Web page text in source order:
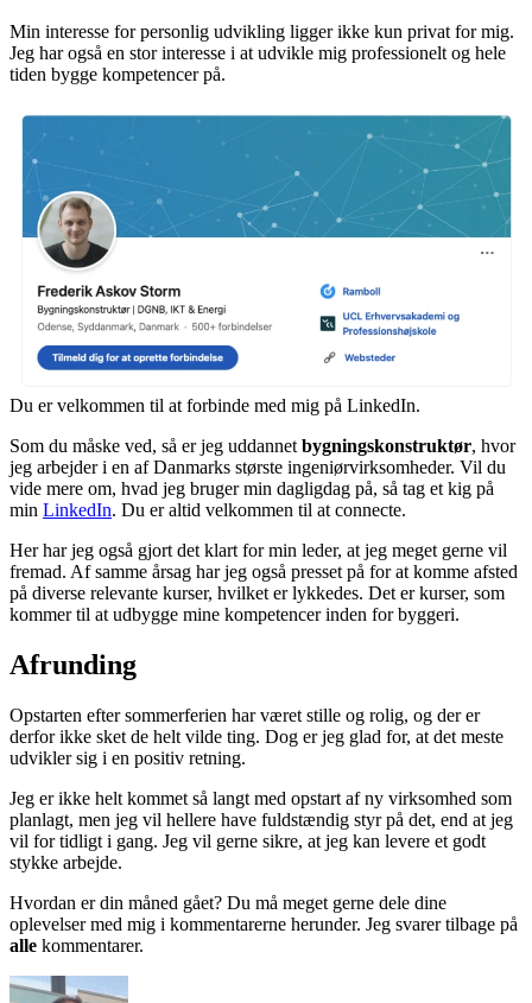
Min interesse for personlig udvikling ligger ikke kun privat for mig.
Jeg har også en stor interesse i at udvikle mig professionelt og hele
tiden bygge kompetencer på.
Du er velkommen til at forbinde med mig på LinkedIn.
Som du måske ved, så er jeg uddannet bygningskonstruktør, hvor
jeg arbejder i en af Danmarks største ingeniørvirksomheder. Vil du
vide mere om, hvad jeg bruger min dagligdag på, så tag et kig på
min LinkedIn. Du er altid velkommen til at connecte.
Her har jeg også gjort det klart for min leder, at jeg meget gerne vil
fremad. Af samme årsag har jeg også presset på for at komme afsted
på diverse relevante kurser, hvilket er lykkedes. Det er kurser, som
kommer til at udbygge mine kompetencer inden for byggeri.
Afrunding
Opstarten efter sommerferien har været stille og rolig, og der er
derfor ikke sket de helt vilde ting. Dog er jeg glad for, at det meste
udvikler sig i en positiv retning.
Jeg er ikke helt kommet så langt med opstart af ny virksomhed som
planlagt, men jeg vil hellere have fuldstændig styr på det, end at jeg
vil for tidligt i gang. Jeg vil gerne sikre, at jeg kan levere et godt
stykke arbejde.
Hvordan er din måned gået? Du må meget gerne dele dine
oplevelser med mig i kommentarerne herunder. Jeg svarer tilbage på
alle kommentarer.